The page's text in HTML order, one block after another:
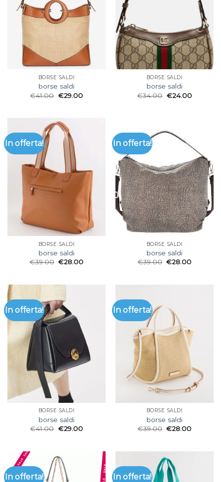
BORSE SALDI
borse saldi
€41.00 €29.00
BORSE SALDI
borse saldi
€34.00 €24.00
In offerta!
BORSE SALDI
borse saldi
€39.00 €28.00
In offerta!
BORSE SALDI
borse saldi
€39.00 €28.00
In offerta!
BORSE SALDI
borse saldi
€41.00 €29.00
In offerta!
BORSE SALDI
borse saldi
€39.00 €28.00
In offerta! In offerta!